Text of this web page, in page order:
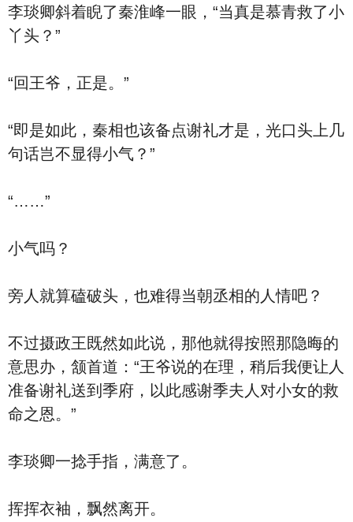
李琰卿斜着睨了秦淮峰一眼，“当真是慕青救了小
丫头？”
“回王爷，正是。”
“即是如此，秦相也该备点谢礼才是，光口头上几
句话岂不显得小气？”
“……”
小气吗？
旁人就算磕破头，也难得当朝丞相的人情吧？
不过摄政王既然如此说，那他就得按照那隐晦的
意思办，颔首道：“王爷说的在理，稍后我便让人
准备谢礼送到季府，以此感谢季夫人对小女的救
命之恩。”
李琰卿一捻手指，满意了。
挥挥衣袖，飘然离开。